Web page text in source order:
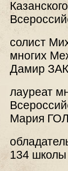
солист
многих
Дамир
лауреат
Мария
134 школы